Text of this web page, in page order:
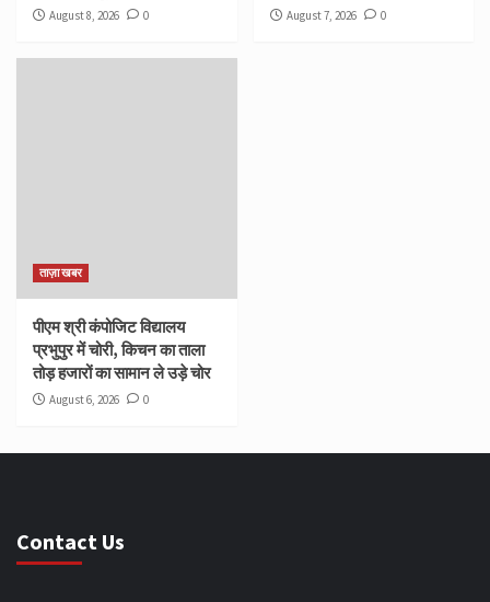
August 8, 2026 0 August 7, 2026 0
ताज़ा खबर
पीएम श्री कंपोजिट विद्यालय
प्रभुपुर में चोरी, किचन का ताला
तोड़ हजारों का सामान ले उड़े चोर
August 6, 2026 0
Contact Us